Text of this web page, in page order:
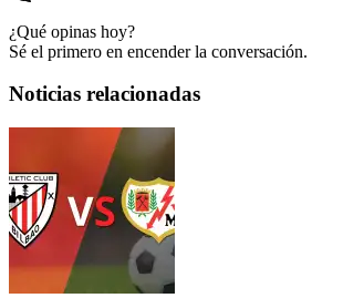
¿Qué opinas hoy?
Sé el primero en encender la conversación.
Noticias relacionadas